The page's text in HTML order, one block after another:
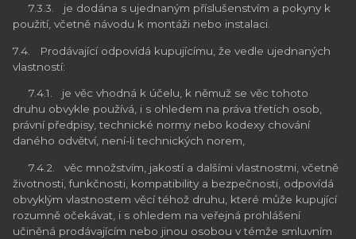
7.3.3. je dodána s ujednaným příslušenstvím a pokyny k
použití, včetně návodu k montáži nebo instalaci.
7.4. Prodávající odpovídá kupujícímu, že vedle ujednaných
vlastností:
7.4.1. je věc vhodná k účelu, k němuž se věc tohoto
druhu obvykle používá, i s ohledem na práva třetích osob,
právní předpisy, technické normy nebo kodexy chování
daného odvětví, není-li technických norem,
7.4.2. věc množstvím, jakostí a dalšími vlastnostmi, včetně
životnosti, funkčnosti, kompatibility a bezpečnosti, odpovídá
obvyklým vlastnostem věcí téhož druhu, které může kupující
rozumně očekávat, i s ohledem na veřejná prohlášení
učiněná prodávajícím nebo jinou osobou v témže smluvním